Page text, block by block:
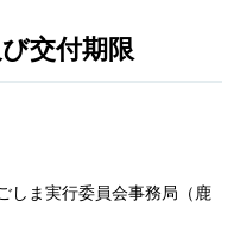
交付期限
しま実行委員会事務局（鹿